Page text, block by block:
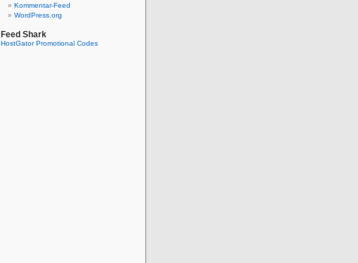
Kommentar-Feed
WordPress.org
Feed Shark
HostGator Promotional Codes